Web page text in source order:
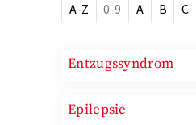
A-Z 0-9 A B C
Entzugssyndrom
Epilepsie